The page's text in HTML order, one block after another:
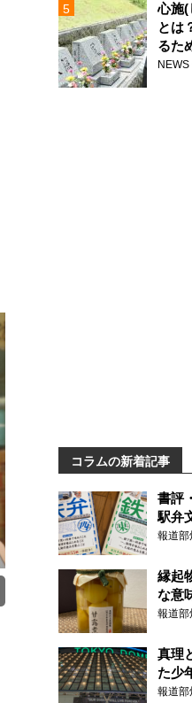
心施(
とは
るた
コラムの新着記事
書評
駅弁
報道部
縁起
な意
報道部
真理
た少
報道部